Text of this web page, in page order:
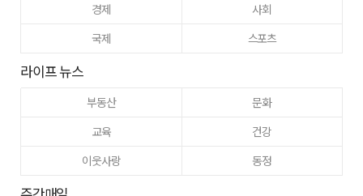
경제
사회
국제
스포츠
라이프 뉴스
부동산
문화
교육
건강
이웃사랑
동정